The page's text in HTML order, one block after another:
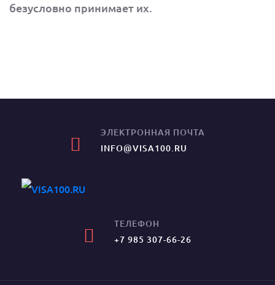
безусловно принимает их.
ЭЛЕКТРОННАЯ ПОЧТА
INFO@VISA100.RU
ТЕЛЕФОН
+7 985 307-66-26